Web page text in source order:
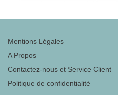
Mentions Légales
A Propos
Contactez-nous et Service Client
Politique de confidentialité